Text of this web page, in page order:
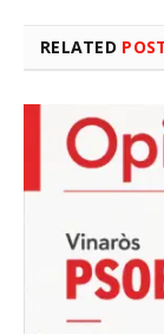
RELATED